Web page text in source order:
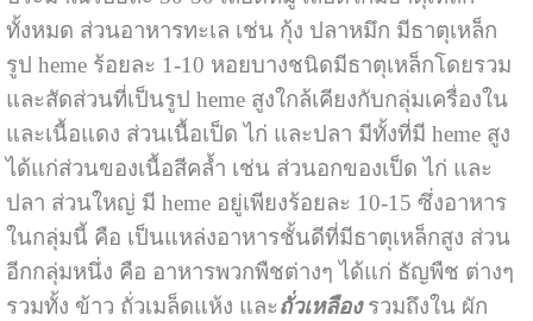
ทั้งหมด ส่วนอาหารทะเล เช่น กุ้ง ปลาหมึก มีธาตุเหล็ก
รูป heme ร้อยละ 1-10 หอยบางชนิดมีธาตุเหล็กโดยรวม
และสัดส่วนที่เป็นรูป heme สูงใกล้เคียงกับกลุ่มเครื่องใน
และเนื้อแดง ส่วนเนื้อเป็ด ไก่ และปลา มีทั้งที่มี heme สูง
ได้แก่ส่วนของเนื้อสีคล้ำ เช่น ส่วนอกของเป็ด ไก่ และ
ปลา ส่วนใหญ่ มี heme อยู่เพียงร้อยละ 10-15 ซึ่งอาหาร
ในกลุ่มนี้ คือ เป็นแหล่งอาหารชั้นดีที่มีธาตุเหล็กสูง ส่วน
อีกกลุ่มหนึ่ง คือ อาหารพวกพืชต่างๆ ได้แก่ ธัญพืช ต่างๆ
รวมทั้ง ข้าว ถั่วเมล็ดแห้ง และถั่วเหลืองรวมถึงใน ผัก